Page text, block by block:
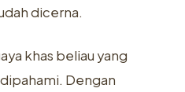
dicerna.
khas beliau yang
Dengan